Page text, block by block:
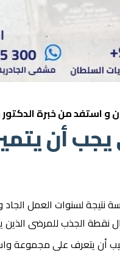
و استفد من خبرة الدكتور
أن
نتيجة لسنوات العمل
الجذب للمرضى الذين
أن يتعرف على مجموعة